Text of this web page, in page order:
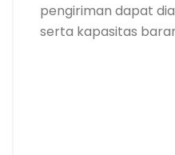
pengiriman dapat
serta kapasitas